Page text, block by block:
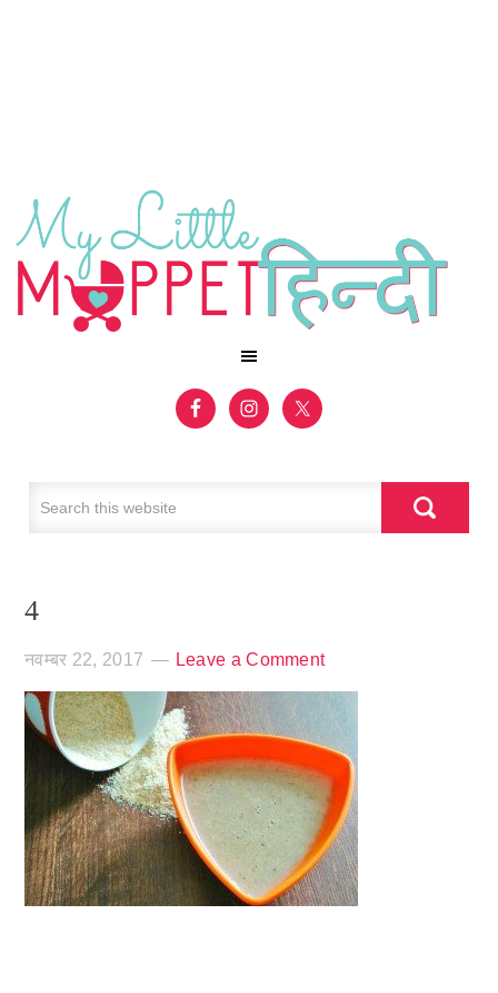
4
नवम्बर 22, 2017 Leave a Comment